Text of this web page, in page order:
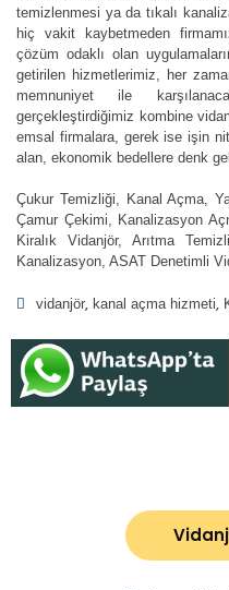
temizlenmesi ya da tıkalı
hiç vakit kaybetmeden
çözüm odaklı olan
getirilen hizmetlerimiz, her
memnuniyet ile
gerçekleştirdiğimiz kombine
emsal firmalara, gerek ise işin
alan, ekonomik bedellere denk
Çukur Temizliği, Kanal Açma,
Çamur Çekimi, Kanalizasyon
Kiralık Vidanjör, Arıtma
Kanalizasyon, ASAT Denetimli
vidanjör kanal açma hizmeti